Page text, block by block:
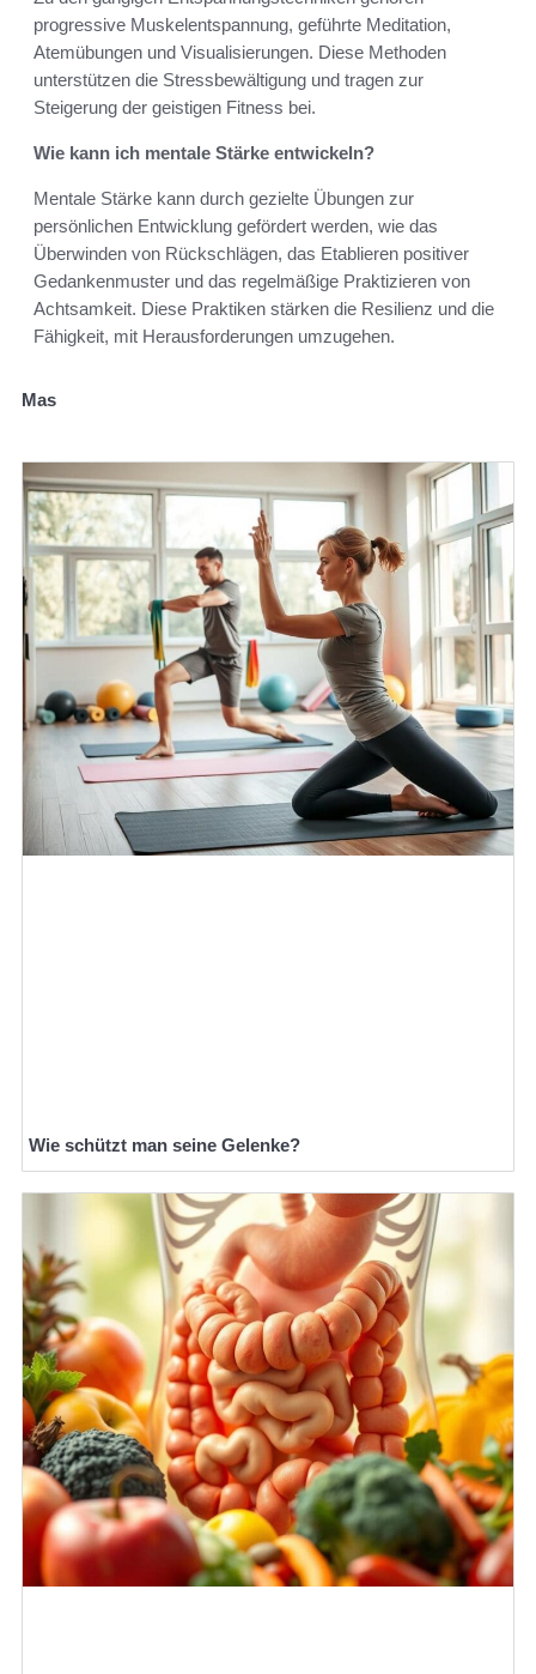
progressive Muskelentspannung, geführte Meditation,
Atemübungen und Visualisierungen. Diese Methoden
unterstützen die Stressbewältigung und tragen zur
Steigerung der geistigen Fitness bei.
Wie kann ich mentale Stärke entwickeln?
Mentale Stärke kann durch gezielte Übungen zur
persönlichen Entwicklung gefördert werden, wie das
Überwinden von Rückschlägen, das Etablieren positiver
Gedankenmuster und das regelmäßige Praktizieren von
Achtsamkeit. Diese Praktiken stärken die Resilienz und die
Fähigkeit, mit Herausforderungen umzugehen.
Mas
Wie schützt man seine Gelenke?